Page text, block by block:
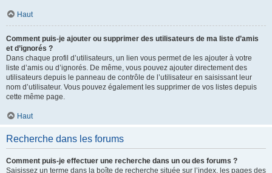
Haut
Comment puis-je ajouter ou supprimer des utilisateurs de ma liste d’amis
et d’ignorés ?
Dans chaque profil d’utilisateurs, un lien vous permet de les ajouter à votre
liste d’amis ou d’ignorés. De même, vous pouvez ajouter directement des
utilisateurs depuis le panneau de contrôle de l’utilisateur en saisissant leur
nom d’utilisateur. Vous pouvez également les supprimer de vos listes depuis
cette même page.
Haut
Recherche dans les forums
Comment puis-je effectuer une recherche dans un ou des forums ?
Saisissez un terme dans la boîte de recherche située sur l’index, les pages des